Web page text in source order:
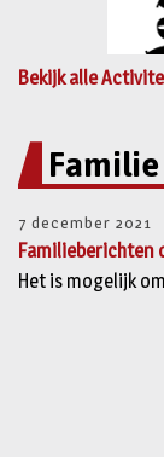
Bekijk alle
7 december 2021
Familieberichten
Het is mogelijk